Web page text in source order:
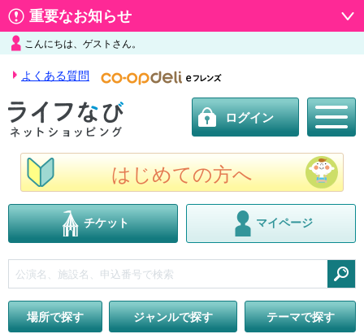
重要なお知らせ
こんにちは、ゲストさん。
よくある質問
ログイン
はじめての方へ
チケット マイページ
場所で探す
ジャンルで探す テーマで探す